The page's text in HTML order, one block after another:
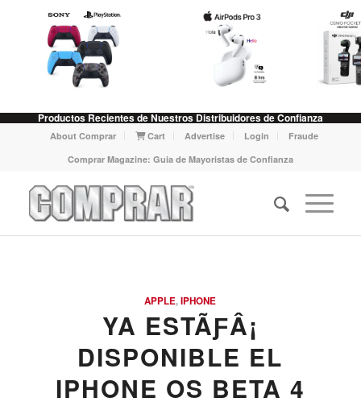
Productos Recientes de Nuestros Distribuidores de Confianza
About Comprar Cart Advertise Login
Fraude
Comprar Magazine: Guia de Mayoristas de Confianza
APPLE,IPHONE
YA ESTÃƑÂ¡
DISPONIBLE EL
IPHONE OS BETA 4